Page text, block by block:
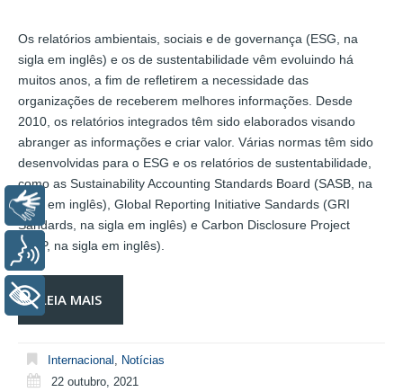
Os relatórios ambientais, sociais e de governança (ESG, na
sigla em inglês) e os de sustentabilidade vêm evoluindo há
muitos anos, a fim de refletirem a necessidade das
organizações de receberem melhores informações. Desde
2010, os relatórios integrados têm sido elaborados visando
abranger as informações e criar valor. Várias normas têm sido
desenvolvidas para o ESG e os relatórios de sustentabilidade,
como as Sustainability Accounting Standards Board (SASB, na
sigla em inglês), Global Reporting Initiative Sandards (GRI
Sandards, na sigla em inglês) e Carbon Disclosure Project
(CDP, na sigla em inglês).
LEIA MAIS
Internacional , Notícias
22 outubro, 2021
Libras
Voz
+ Acessibilidade